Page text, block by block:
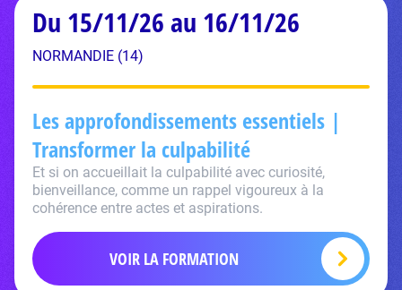
Du 15/11/26 au 16/11/26
NORMANDIE (14)
Les approfondissements essentiels |
Transformer la culpabilité
Et si on accueillait la culpabilité avec curiosité,
bienveillance, comme un rappel vigoureux à la
cohérence entre actes et aspirations.
VOIR LA FORMATION